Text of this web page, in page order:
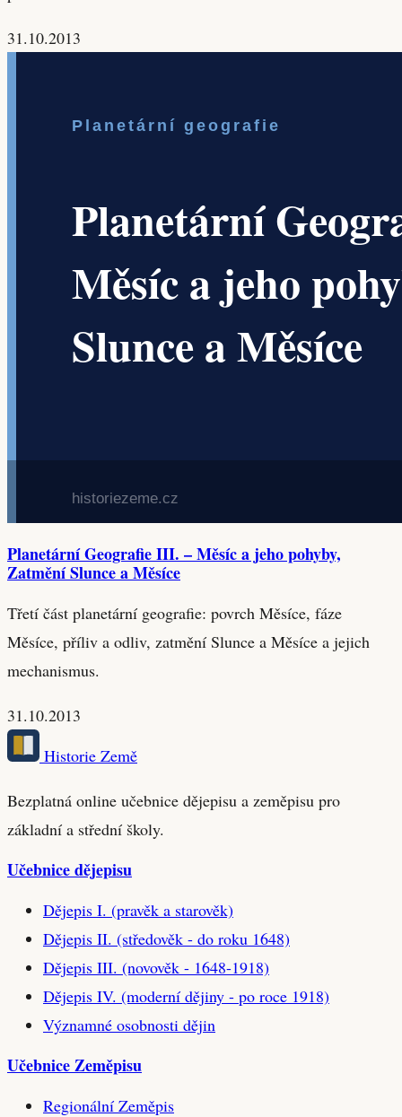
31.10.2013
Planetární Geografie III. – Měsíc a jeho pohyby,
Zatmění Slunce a Měsíce
Třetí část planetární geografie: povrch Měsíce, fáze
Měsíce, příliv a odliv, zatmění Slunce a Měsíce a jejich
mechanismus.
31.10.2013
Historie Země
Bezplatná online učebnice dějepisu a zeměpisu pro
základní a střední školy.
Učebnice dějepisu
Dějepis I. (pravěk a starověk)
Dějepis II. (středověk - do roku 1648)
Dějepis III. (novověk - 1648-1918)
Dějepis IV. (moderní dějiny - po roce 1918)
Významné osobnosti dějin
Učebnice Zeměpisu
Regionální Zeměpis